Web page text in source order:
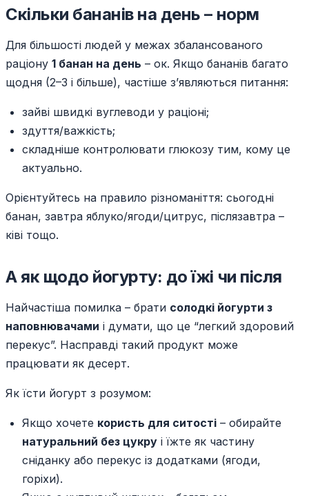
Скільки бананів на день – норм
Для більшості людей у межах збалансованого
раціону 1 банан на день – ок. Якщо бананів багато
щодня (2–3 і більше), частіше з’являються питання:
зайві швидкі вуглеводи у раціоні;
здуття/важкість;
складніше контролювати глюкозу тим, кому це
актуально.
Орієнтуйтесь на правило різноманіття: сьогодні
банан, завтра яблуко/ягоди/цитрус, післязавтра –
ківі тощо.
А як щодо йогурту: до їжі чи після
Найчастіша помилка – брати солодкі йогурти з
наповнювачами і думати, що це “легкий здоровий
перекус”. Насправді такий продукт може
працювати як десерт.
Як їсти йогурт з розумом:
Якщо хочете користь для ситості – обирайте
натуральний без цукру і їжте як частину
сніданку або перекус із додатками (ягоди,
горіхи).